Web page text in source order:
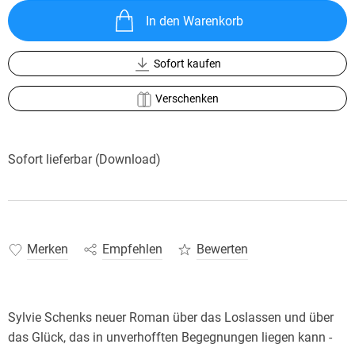
In den Warenkorb
Sofort kaufen
Verschenken
Sofort lieferbar (Download)
Merken Empfehlen Bewerten
Sylvie Schenks neuer Roman über das Loslassen und über
das Glück, das in unverhofften Begegnungen liegen kann -